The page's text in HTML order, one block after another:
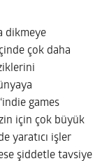
dikmeye
çok daha
games
için çok büyük
yaratıcı işler
şiddetle tavsiye